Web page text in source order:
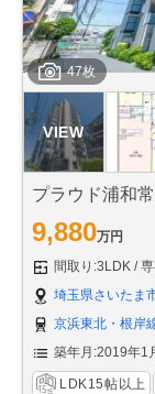
47枚
プラウド浦和
9,880万円
間取り:3LDK
埼玉県さいたま
京浜東北・根岸
築年月:2019年1
LDK15帖以上